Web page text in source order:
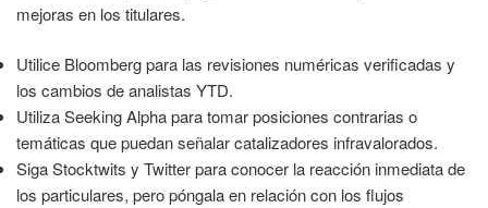
mejoras en los titulares.
Utilice Bloomberg para las revisiones numéricas verificadas y
los cambios de analistas YTD.
Utiliza Seeking Alpha para tomar posiciones contrarias o
temáticas que puedan señalar catalizadores infravalorados.
Siga Stocktwits y Twitter para conocer la reacción inmediata de
los particulares, pero póngala en relación con los flujos